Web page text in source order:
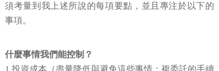
須考量到我上述所說的每項要點，並且專注於以下的
事項。
什麼事情我們能控制？
1.投資成本（盡量降低與避免這些事情：複委託的手續